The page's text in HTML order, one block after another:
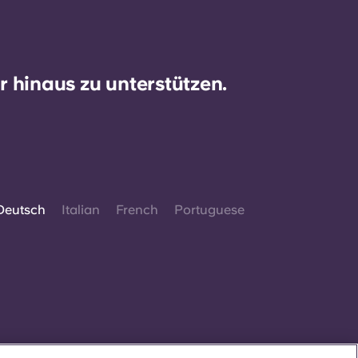
hinaus zu unterstützen.
Italian French Portuguese